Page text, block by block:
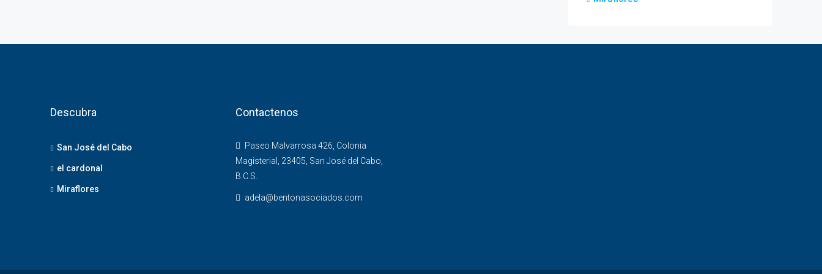
Descubra
San José del Cabo
el cardonal
Miraflores
Contactenos
Paseo Malvarrosa 426, Colonia
Magisterial, 23405, San José del Cabo,
B.C.S.
adela@bentonasociados.com